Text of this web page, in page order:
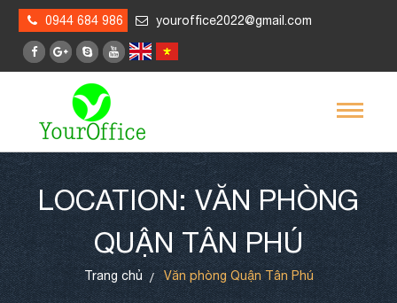
0944 684 986 youroffice2022@gmail.com
LOCATION: VĂN PHÒNG
QUẬN TÂN PHÚ
Trang chủ Văn phòng Quận Tân Phú